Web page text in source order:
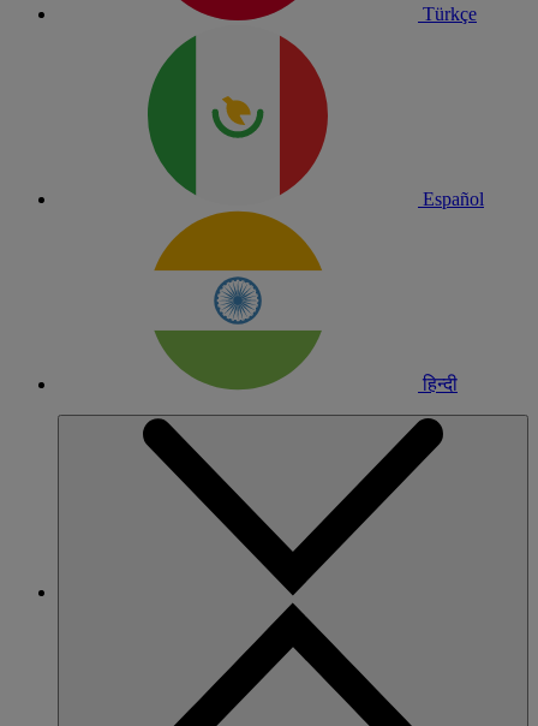
Türkçe
Español
हिन्दी